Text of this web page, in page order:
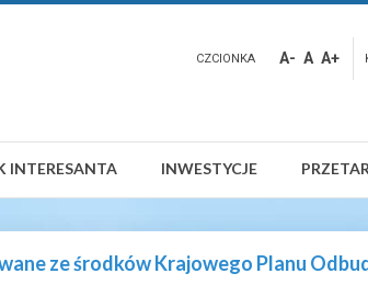
CZCIONKA A- A A+
INTERESANTA INWESTYCJE
ze środków Krajowego Planu